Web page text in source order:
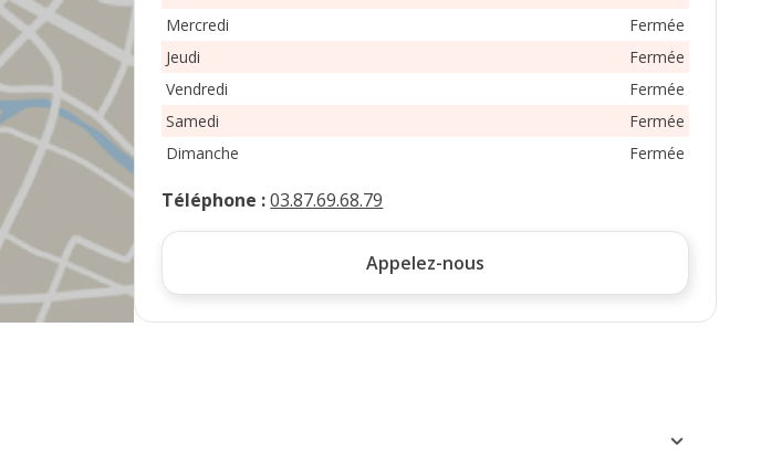
Mercredi
Fermée
Jeudi
Fermée
Vendredi
Fermée
Samedi
Fermée
Dimanche
Fermée
Téléphone :03.87.69.68.79
Appelez-nous